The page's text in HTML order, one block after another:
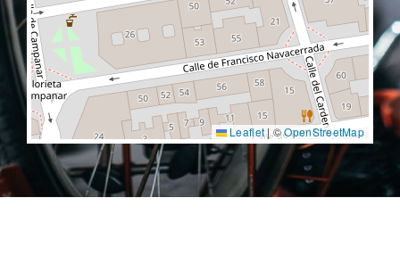
Leaflet |©OpenStreetMap